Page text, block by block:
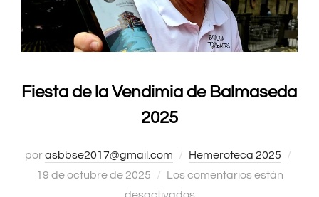
Fiesta de la Vendimia de Balmaseda
2025
porasbbse2017@gmail.com Hemeroteca 2025
19 de octubre de 2025
Los comentarios están